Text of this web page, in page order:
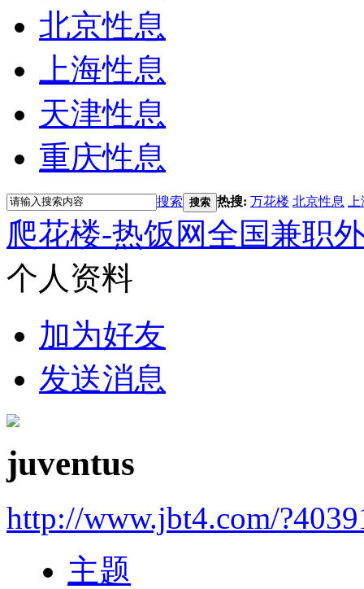
北京性息
上海性息
天津性息
重庆性息
搜索 搜索 热搜: 万花楼 北京性息
爬花楼-热饭网全国兼职
个人资料
加为好友
发送消息
juventus
http://www.jbt4.com/
主题